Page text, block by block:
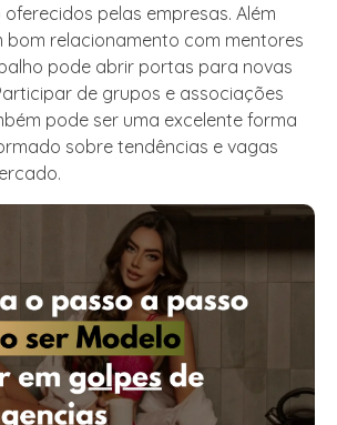
pelas empresas. Além
bom relacionamento com mentores
pode abrir portas para novas
de grupos e associações
pode ser uma excelente forma
sobre tendências e vagas